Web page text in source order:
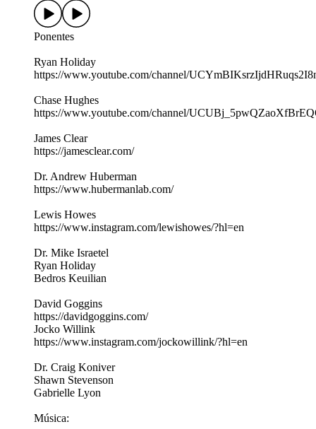
Ponentes
Ryan Holiday
https://www.youtube.com/channel/
Chase Hughes
https://www.youtube.com/channel/
James Clear
https://jamesclear.com/
Dr. Andrew Huberman
https://www.hubermanlab.com/
Lewis Howes
https://www.instagram.com/lewishowes/?hl=en
Dr. Mike Israetel
Ryan Holiday
Bedros Keuilian
David Goggins
https://davidgoggins.com/
Jocko Willink
https://www.instagram.com/jockowillink/?hl=en
Dr. Craig Koniver
Shawn Stevenson
Gabrielle Lyon
Música: